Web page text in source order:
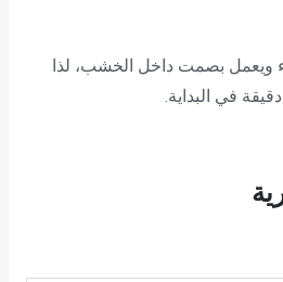
ويعمل بصمت داخل الخشب، لذا
في البداية.